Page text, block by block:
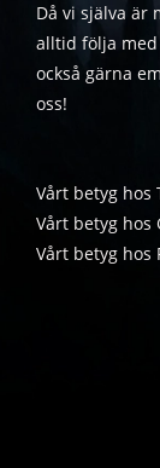
Då vi själva är
alltid följa
också gärna
oss!
Vårt betyg hos
Vårt betyg hos
Vårt betyg hos